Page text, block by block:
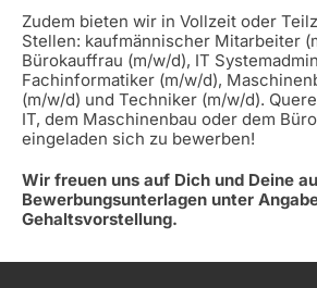
Zudem bieten wir in Vollzeit oder
Stellen: kaufmännischer Mitarbeiter
Bürokauffrau (m/w/d), IT
Fachinformatiker (m/w/d),
(m/w/d) und Techniker (m/w/d).
IT, dem Maschinenbau oder dem
eingeladen sich zu bewerben!
Wir freuen uns auf Dich und Deine
Bewerbungsunterlagen unter
Gehaltsvorstellung.